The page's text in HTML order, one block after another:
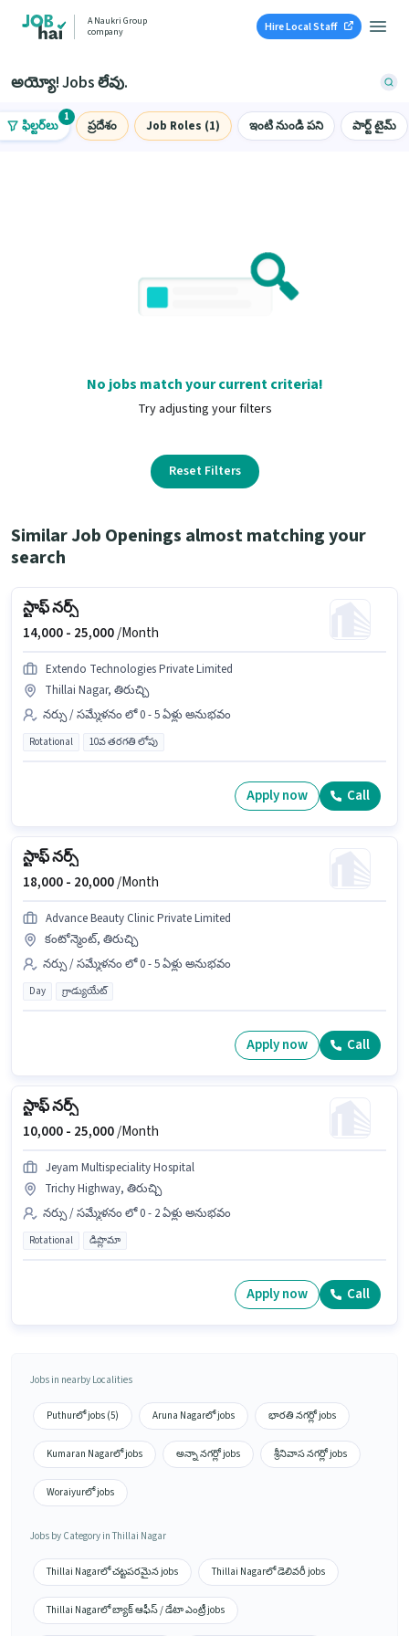
A Naukri Group
company
Hire Local Staff
అయ్యో! Jobs లేవు.
ఫిల్టర్‌లు
1
ప్రదేశం Job Roles (1) ఇంటి నుండి పని పార్ట్ టైమ్
No jobs match your current criteria!
Try adjusting your filters
Reset Filters
Similar Job Openings almost matching your
search
స్టాఫ్ నర్స్
14,000 - 25,000/Month
Extendo Technologies Private Limited
Thillai Nagar, తిరుచ్చి
నర్సు / సమ్మేళనం లో 0 - 5 ఏళ్లు అనుభవం
Rotational 10వ తరగతి లోపు
Apply now Call
స్టాఫ్ నర్స్
18,000 - 20,000/Month
Advance Beauty Clinic Private Limited
కంటోన్మెంట్, తిరుచ్చి
నర్సు / సమ్మేళనం లో 0 - 5 ఏళ్లు అనుభవం
Day గ్రాడ్యుయేట్
Apply now Call
స్టాఫ్ నర్స్
10,000 - 25,000/Month
Jeyam Multispeciality Hospital
Trichy Highway, తిరుచ్చి
నర్సు / సమ్మేళనం లో 0 - 2 ఏళ్లు అనుభవం
Rotational డిప్లొమా
Apply now Call
Jobs in nearby Localities
Puthurలో jobs (5) Aruna Nagarలో jobs భారతి నగర్లో jobs
Kumaran Nagarలో jobs అన్నా నగర్లో jobs శ్రీనివాస నగర్లో jobs
Woraiyurలో jobs
Jobs by Category in Thillai Nagar
Thillai Nagarలో చట్టపరమైన jobs Thillai Nagarలో డెలివరీ jobs
Thillai Nagarలో బ్యాక్ ఆఫీస్ / డేటా ఎంట్రీ jobs